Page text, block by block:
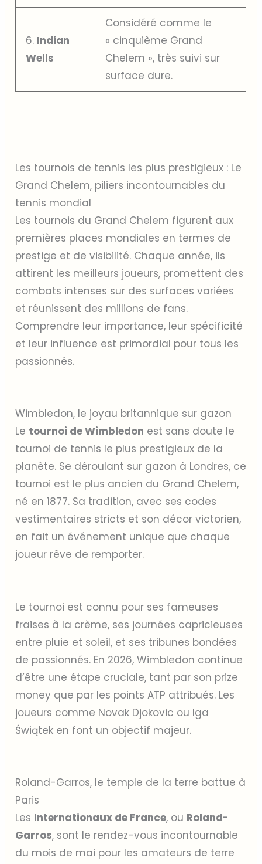
6. Indian
Wells
Considéré comme le
« cinquième Grand
Chelem », très suivi sur
surface dure.
Les tournois de tennis les plus prestigieux : Le
Grand Chelem, piliers incontournables du
tennis mondial
Les tournois du Grand Chelem figurent aux
premières places mondiales en termes de
prestige et de visibilité. Chaque année, ils
attirent les meilleurs joueurs, promettent des
combats intenses sur des surfaces variées
et réunissent des millions de fans.
Comprendre leur importance, leur spécificité
et leur influence est primordial pour tous les
passionnés.
Wimbledon, le joyau britannique sur gazon
Le tournoi de Wimbledon est sans doute le
tournoi de tennis le plus prestigieux de la
planète. Se déroulant sur gazon à Londres, ce
tournoi est le plus ancien du Grand Chelem,
né en 1877. Sa tradition, avec ses codes
vestimentaires stricts et son décor victorien,
en fait un événement unique que chaque
joueur rêve de remporter.
Le tournoi est connu pour ses fameuses
fraises à la crème, ses journées capricieuses
entre pluie et soleil, et ses tribunes bondées
de passionnés. En 2026, Wimbledon continue
d’être une étape cruciale, tant par son prize
money que par les points ATP attribués. Les
joueurs comme Novak Djokovic ou Iga
Świątek en font un objectif majeur.
Roland-Garros, le temple de la terre battue à
Paris
Les Internationaux de France, ou Roland-
Garros, sont le rendez-vous incontournable
du mois de mai pour les amateurs de terre